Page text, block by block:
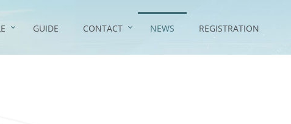
GUIDE CONTACT NEWS REGISTRATION